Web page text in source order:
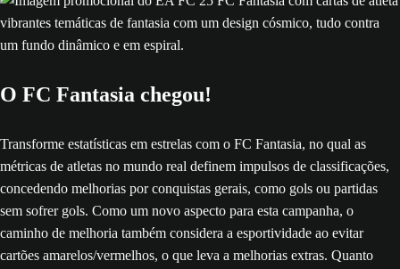
O FC Fantasia chegou!
Transforme estatísticas em estrelas com o FC Fantasia, no qual as
métricas de atletas no mundo real definem impulsos de classificações,
concedendo melhorias por conquistas gerais, como gols ou partidas
sem sofrer gols. Como um novo aspecto para esta campanha, o
caminho de melhoria também considera a esportividade ao evitar
cartões amarelos/vermelhos, o que leva a melhorias extras. Quanto